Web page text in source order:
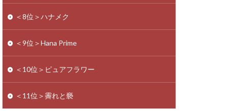
＜8位＞ハナメク
＜9位＞Hana Prime
＜10位＞ピュアフラワー
＜11位＞霽れと褻